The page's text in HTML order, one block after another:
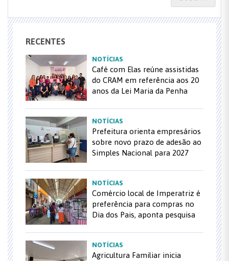
RECENTES
NOTÍCIAS
Café com Elas reúne assistidas
do CRAM em referência aos 20
anos da Lei Maria da Penha
NOTÍCIAS
Prefeitura orienta empresários
sobre novo prazo de adesão ao
Simples Nacional para 2027
NOTÍCIAS
Comércio local de Imperatriz é
preferência para compras no
Dia dos Pais, aponta pesquisa
NOTÍCIAS
Agricultura Familiar inicia